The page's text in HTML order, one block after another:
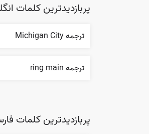
پربازدیدترین کلمات
ترجمه Michigan City
ترجمه ring main
پربازدیدترین کلمات